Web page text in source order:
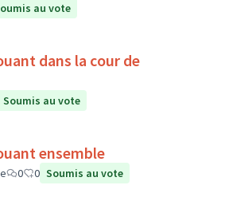
au vote
dans la cour de
Soumis au vote
ensemble
0 0 Soumis au vote